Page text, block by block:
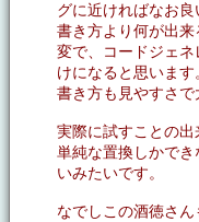
グに近ければなお良
書き方より何が出
変で、コードジェ
けになると思います
書き方も見やすさで
実際に試すことの出
単純な置換しかで
いみたいです。
なでしこの酒徳さ